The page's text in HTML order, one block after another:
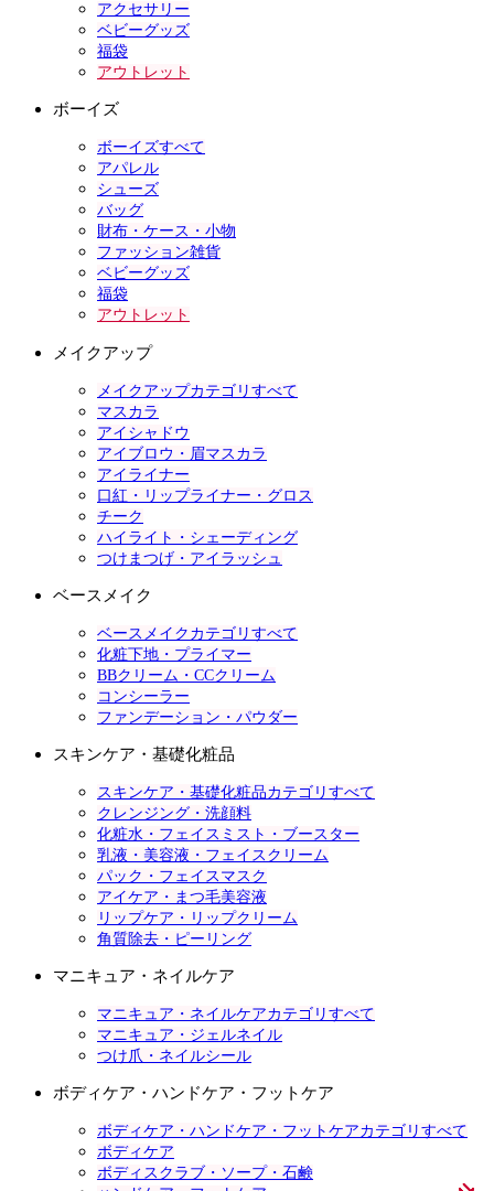
アクセサリー
ベビーグッズ
福袋
アウトレット
ボーイズ
ボーイズすべて
アパレル
シューズ
バッグ
財布・ケース・小物
ファッション雑貨
ベビーグッズ
福袋
アウトレット
メイクアップ
メイクアップカテゴリすべて
マスカラ
アイシャドウ
アイブロウ・眉マスカラ
アイライナー
口紅・リップライナー・グロス
チーク
ハイライト・シェーディング
つけまつげ・アイラッシュ
ベースメイク
ベースメイクカテゴリすべて
化粧下地・プライマー
BBクリーム・CCクリーム
コンシーラー
ファンデーション・パウダー
スキンケア・基礎化粧品
スキンケア・基礎化粧品カテゴリすべて
クレンジング・洗顔料
化粧水・フェイスミスト・ブースター
乳液・美容液・フェイスクリーム
パック・フェイスマスク
アイケア・まつ毛美容液
リップケア・リップクリーム
角質除去・ピーリング
マニキュア・ネイルケア
マニキュア・ネイルケアカテゴリすべて
マニキュア・ジェルネイル
つけ爪・ネイルシール
ボディケア・ハンドケア・フットケア
ボディケア・ハンドケア・フットケアカテゴリすべて
ボディケア
ボディスクラブ・ソープ・石鹸